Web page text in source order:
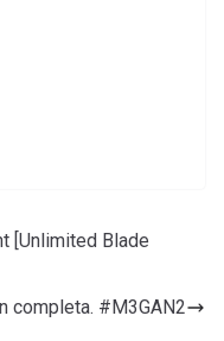
[Unlimited Blade
completa. #M3GAN2